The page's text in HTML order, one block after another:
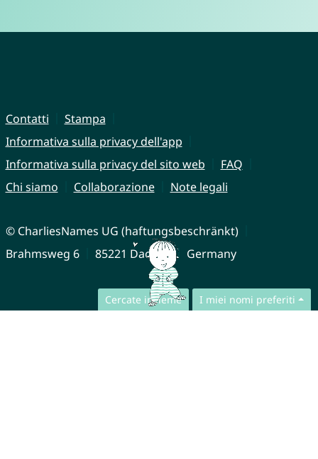
Cercate insieme I miei nomi preferiti
Contatti
Stampa
Informativa sulla privacy dell'app
Informativa sulla privacy del sito web
FAQ
Chi siamo
Collaborazione Note legali
© CharliesNames UG (haftungsbeschränkt)
Brahmsweg 6
85221 Dachau Germany